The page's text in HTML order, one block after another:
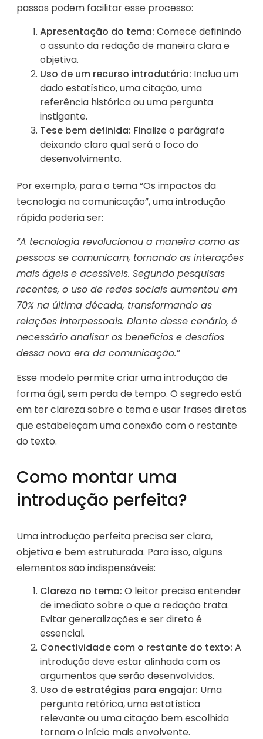
passos podem facilitar esse processo:
Apresentação do tema: Comece definindo
o assunto da redação de maneira clara e
objetiva.
Uso de um recurso introdutório: Inclua um
dado estatístico, uma citação, uma
referência histórica ou uma pergunta
instigante.
Tese bem definida: Finalize o parágrafo
deixando claro qual será o foco do
desenvolvimento.
Por exemplo, para o tema “Os impactos da
tecnologia na comunicação”, uma introdução
rápida poderia ser:
“A tecnologia revolucionou a maneira como as
pessoas se comunicam, tornando as interações
mais ágeis e acessíveis. Segundo pesquisas
recentes, o uso de redes sociais aumentou em
70% na última década, transformando as
relações interpessoais. Diante desse cenário, é
necessário analisar os benefícios e desafios
dessa nova era da comunicação.”
Esse modelo permite criar uma introdução de
forma ágil, sem perda de tempo. O segredo está
em ter clareza sobre o tema e usar frases diretas
que estabeleçam uma conexão com o restante
do texto.
Como montar uma
introdução perfeita?
Uma introdução perfeita precisa ser clara,
objetiva e bem estruturada. Para isso, alguns
elementos são indispensáveis:
Clareza no tema: O leitor precisa entender
de imediato sobre o que a redação trata.
Evitar generalizações e ser direto é
essencial.
Conectividade com o restante do texto: A
introdução deve estar alinhada com os
argumentos que serão desenvolvidos.
Uso de estratégias para engajar: Uma
pergunta retórica, uma estatística
relevante ou uma citação bem escolhida
tornam o início mais envolvente.